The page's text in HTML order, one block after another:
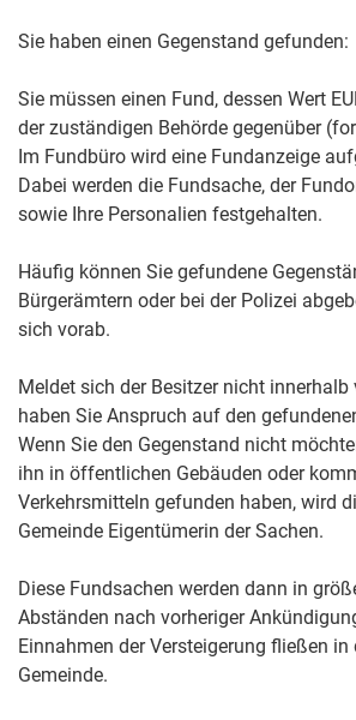
Sie haben einen Gegenstand gefunden:
Sie müssen einen Fund, dessen Wert
der zuständigen Behörde gegenüber
Im Fundbüro wird eine Fundanzeige
Dabei werden die Fundsache, der
sowie Ihre Personalien festgehalten.
Häufig können Sie gefundene
Bürgerämtern oder bei der Polizei
sich vorab.
Meldet sich der Besitzer nicht innerhalb
haben Sie Anspruch auf den
Wenn Sie den Gegenstand nicht
ihn in öffentlichen Gebäuden oder
Verkehrsmitteln gefunden haben, wird
Gemeinde Eigentümerin der Sachen.
Diese Fundsachen werden dann in
Abständen nach vorheriger
Einnahmen der Versteigerung fließen
Gemeinde.